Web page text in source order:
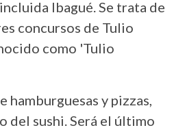
Ibagué. Se trata de
concursos de Tulio
como 'Tulio
hamburguesas y pizzas,
del sushi. Será el último